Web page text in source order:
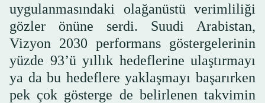
uygulanmasındaki olağanüstü verimliliği
gözler önüne serdi. Suudi Arabistan,
Vizyon 2030 performans göstergelerinin
yüzde 93’ü yıllık hedeflerine ulaştırmayı
ya da bu hedeflere yaklaşmayı başarırken
pek çok gösterge de belirlenen takvimin